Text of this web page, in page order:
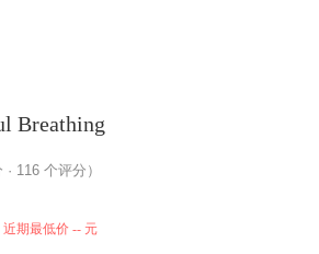
Breathing
· 116 个评分）
近期最低价 -- 元